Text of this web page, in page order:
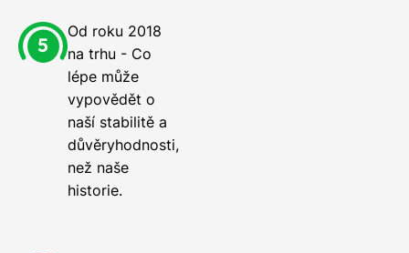
Od roku 2018
na trhu - Co
lépe může
vypovědět o
naší stabilitě a
důvěryhodnosti,
než naše
historie.